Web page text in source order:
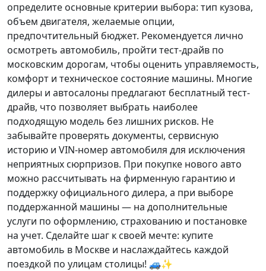
определите основные критерии выбора: тип кузова,
объем двигателя, желаемые опции,
предпочтительный бюджет. Рекомендуется лично
осмотреть автомобиль, пройти тест-драйв по
московским дорогам, чтобы оценить управляемость,
комфорт и техническое состояние машины. Многие
дилеры и автосалоны предлагают бесплатный тест-
драйв, что позволяет выбрать наиболее
подходящую модель без лишних рисков. Не
забывайте проверять документы, сервисную
историю и VIN-номер автомобиля для исключения
неприятных сюрпризов. При покупке нового авто
можно рассчитывать на фирменную гарантию и
поддержку официального дилера, а при выборе
поддержанной машины — на дополнительные
услуги по оформлению, страхованию и постановке
на учет. Сделайте шаг к своей мечте: купите
автомобиль в Москве и наслаждайтесь каждой
поездкой по улицам столицы! 🚙✨